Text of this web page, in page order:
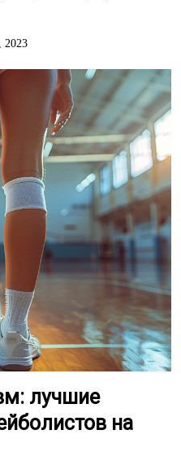
2023
лучшие
на